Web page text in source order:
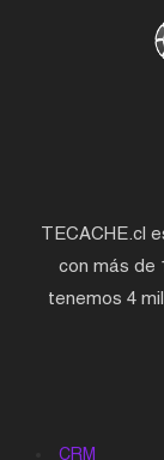
TECACHE.cl
con más de
tenemos 4
CRM